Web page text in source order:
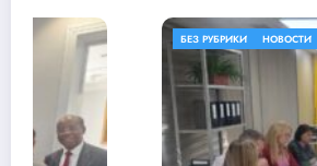
БЕЗ РУБРИКИ НОВОСТИ